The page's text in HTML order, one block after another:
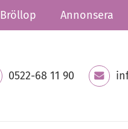
Bröllop Annonsera
0522-68 11 90